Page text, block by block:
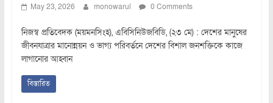
May 23, 2026 monowarul 0 Comments
নিজস্ব প্রতিবেদক (ময়মনসিংহ), এবিসিনিউজবিডি, (২৩ মে) : দেশের মানুষের
জীবনযাত্রার মানোন্নয়ন ও ভাগ্য পরিবর্তনে দেশের বিশাল জনশক্তিকে কাজে
লাগানোর আহ্বান
বিস্তারিত